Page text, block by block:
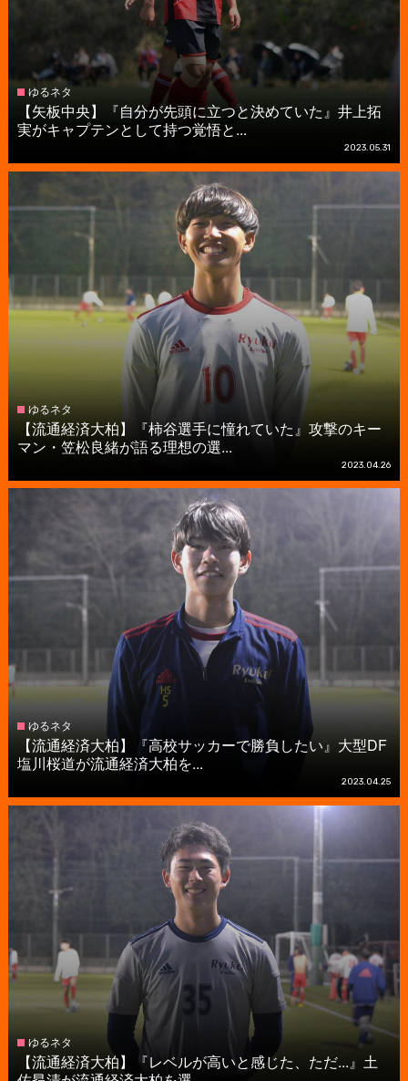
ゆるネタ
【矢板中央】『自分が先頭に立つと決めていた』井上拓
実がキャプテンとして持つ覚悟と...
2023.05.31
ゆるネタ
【流通経済大柏】『柿谷選手に憧れていた』攻撃のキー
マン・笠松良緒が語る理想の選...
2023.04.26
ゆるネタ
【流通経済大柏】『高校サッカーで勝負したい』大型DF
塩川桜道が流通経済大柏を...
2023.04.25
ゆるネタ
【流通経済大柏】『レベルが高いと感じた、ただ...』土